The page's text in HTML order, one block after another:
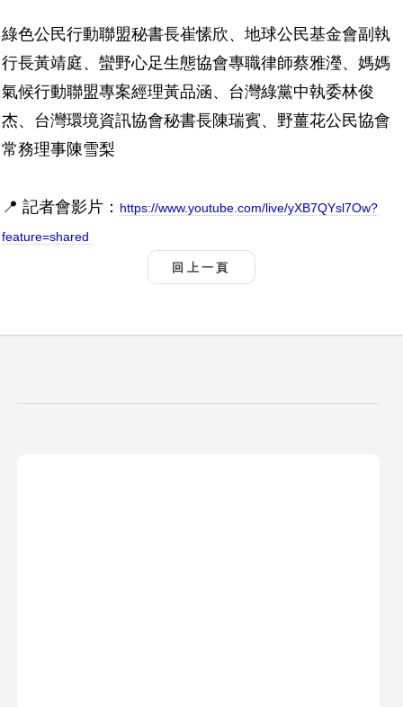
綠色公民行動聯盟秘書長崔愫欣、地球公民基金會副執
行長黃靖庭、蠻野心足生態協會專職律師蔡雅瀅、媽媽
氣候行動聯盟專案經理黃品涵、台灣綠黨中執委林俊
杰、台灣環境資訊協會秘書長陳瑞賓、野薑花公民協會
常務理事陳雪梨
📍 記者會影片： https://www.youtube.com/live/yXB7QYsl7Ow?
feature=shared